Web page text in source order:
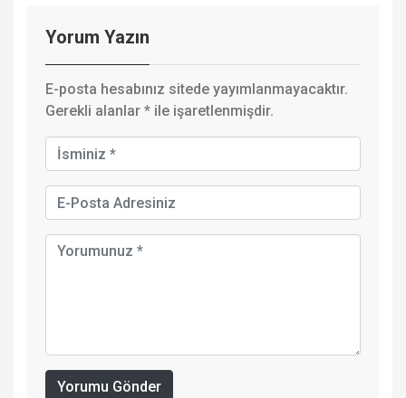
Yorum Yazın
E-posta hesabınız sitede yayımlanmayacaktır.
Gerekli alanlar * ile işaretlenmişdir.
Yorumu Gönder